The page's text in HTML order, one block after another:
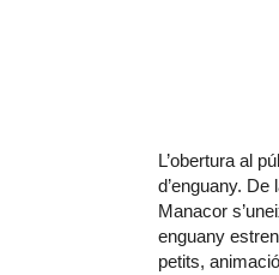
L’obertura al
d’enguany.
Manacor
enguany
petits,